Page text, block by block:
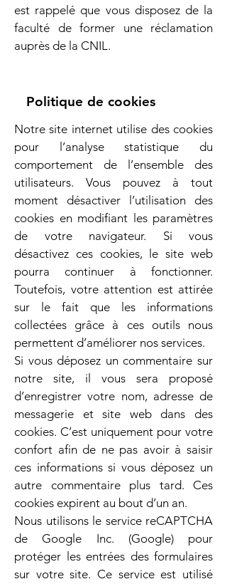
est rappelé que vous disposez de la
faculté de former une réclamation
auprès de la CNIL.
Politique de cookies
Notre site internet utilise des cookies
pour l’analyse statistique du
comportement de l’ensemble des
utilisateurs. Vous pouvez à tout
moment désactiver l’utilisation des
cookies en modifiant les paramètres
de votre navigateur. Si vous
désactivez ces cookies, le site web
pourra continuer à fonctionner.
Toutefois, votre attention est attirée
sur le fait que les informations
collectées grâce à ces outils nous
permettent d’améliorer nos services.
Si vous déposez un commentaire sur
notre site, il vous sera proposé
d’enregistrer votre nom, adresse de
messagerie et site web dans des
cookies. C’est uniquement pour votre
confort afin de ne pas avoir à saisir
ces informations si vous déposez un
autre commentaire plus tard. Ces
cookies expirent au bout d’un an.
Nous utilisons le service reCAPTCHA
de Google Inc. (Google) pour
protéger les entrées des formulaires
sur votre site. Ce service est utilisé